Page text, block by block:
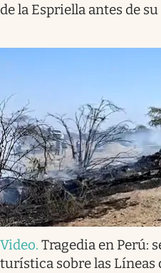
de la Espriella antes de
Video. Tragedia en Perú:
turística sobre las Líneas